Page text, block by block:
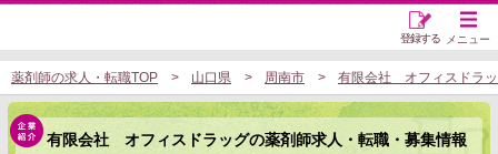
メニュー
登録する
薬剤師の求人・転職TOP 山口県 周南市 有限会社 オフィスドラ
有限会社 オフィスドラッグの薬剤師求人・転職・募集情報